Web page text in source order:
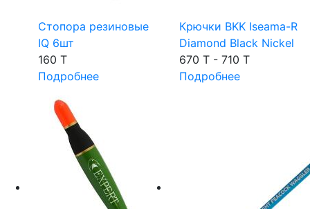
Стопора резиновые
IQ 6шт
160 T
Подробнее
Крючки BKK Iseama-R
Diamond Black Nickel
670 T - 710 T
Подробнее